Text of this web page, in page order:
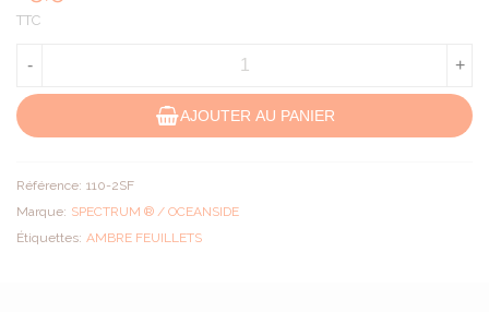
TTC
- +
AJOUTER AU PANIER
Référence: 110-2SF
Marque: SPECTRUM ® / OCEANSIDE
Étiquettes: AMBRE FEUILLETS